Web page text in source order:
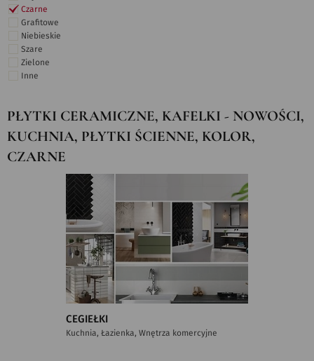
Czarne
Grafitowe
Niebieskie
Szare
Zielone
Inne
PŁYTKI CERAMICZNE, KAFELKI - NOWOŚCI,
KUCHNIA, PŁYTKI ŚCIENNE, KOLOR,
CZARNE
CEGIEŁKI
Kuchnia, Łazienka, Wnętrza komercyjne